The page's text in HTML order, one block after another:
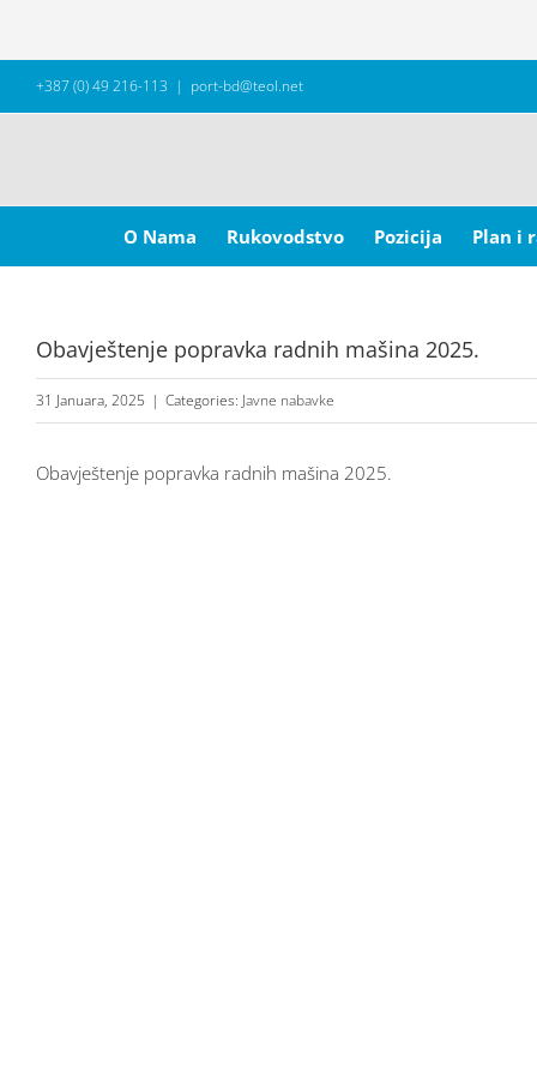
+387 (0) 49 216-113 | port-bd@teol.net
for:
O Nama
Rukovodstvo Pozicija Plan i
Obavještenje popravka radnih mašina 2025.
31 Januara, 2025 | Categories: Javne nabavke
Obavještenje popravka radnih mašina 2025.